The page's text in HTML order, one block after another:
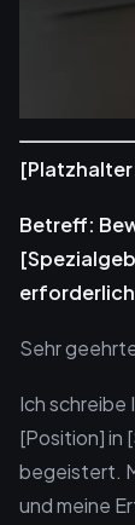
Betreff:
Sehr
Ich schreibe
[Position] in
begeistert.
und meine